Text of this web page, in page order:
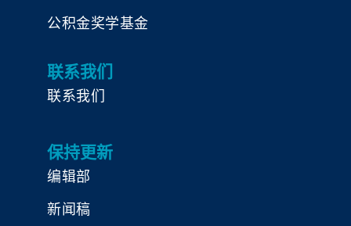
公积金奖学基金
联系我们
联系我们
保持更新
编辑部
新闻稿